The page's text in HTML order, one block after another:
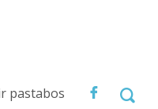
pastabos